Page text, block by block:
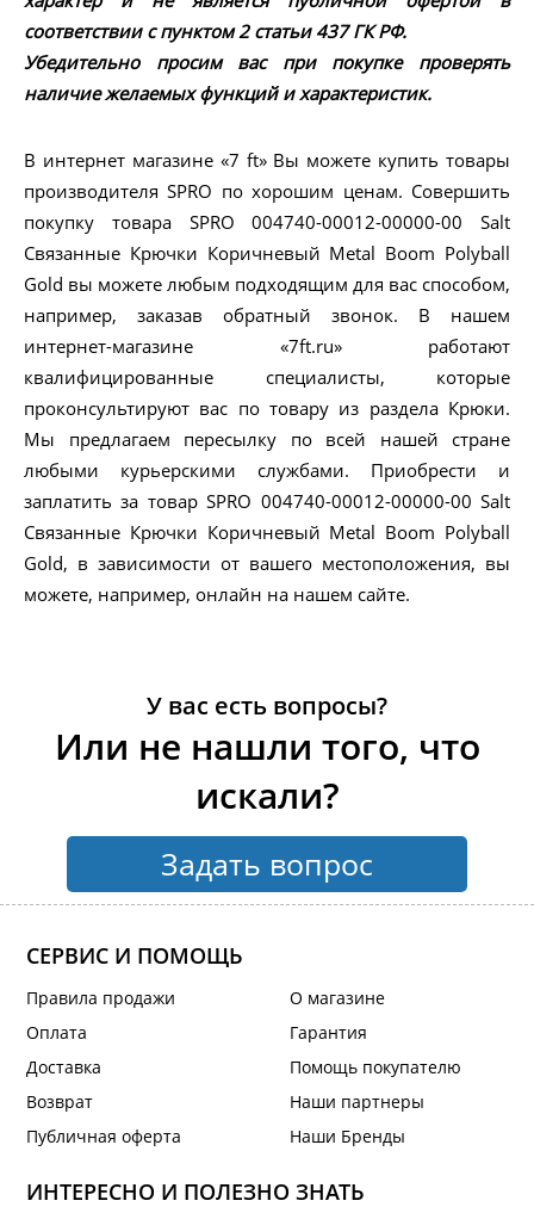
соответствии с пунктом 2 статьи 437 ГК РФ.
Убедительно просим вас при покупке проверять
наличие желаемых функций и характеристик.
В интернет магазине «7 ft» Вы можете купить товары
производителя SPRO по хорошим ценам. Совершить
покупку товара SPRO 004740-00012-00000-00 Salt
Связанные Крючки Коричневый Metal Boom Polyball
Gold вы можете любым подходящим для вас способом,
например, заказав обратный звонок. В нашем
интернет-магазине «7ft.ru» работают
квалифицированные специалисты, которые
проконсультируют вас по товару из раздела Крюки.
Мы предлагаем пересылку по всей нашей стране
любыми курьерскими службами. Приобрести и
заплатить за товар SPRO 004740-00012-00000-00 Salt
Связанные Крючки Коричневый Metal Boom Polyball
Gold, в зависимости от вашего местоположения, вы
можете, например, онлайн на нашем сайте.
У вас есть вопросы?
Или не нашли того, что
искали?
Задать вопрос
СЕРВИС И ПОМОЩЬ
Правила продажи
Оплата
Доставка
Возврат
Публичная оферта
О магазине
Гарантия
Помощь покупателю
Наши партнеры
Наши Бренды
ИНТЕРЕСНО И ПОЛЕЗНО ЗНАТЬ